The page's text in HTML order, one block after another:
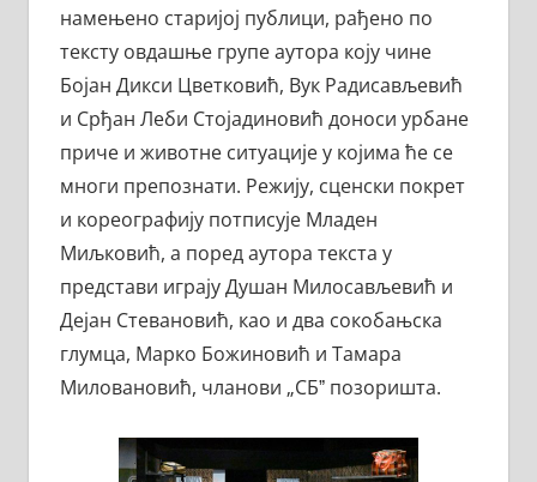
намењено старијој публици, рађено по
тексту овдашње групе аутора коју чине
Бојан Дикси Цветковић, Вук Радисављевић
и Срђан Леби Стојадиновић доноси урбане
приче и животне ситуације у којима ће се
многи препознати. Режију, сценски покрет
и кореографију потписује Младен
Миљковић, а поред аутора текста у
представи играју Душан Милосављевић и
Дејан Стевановић, као и два сокобањска
глумца, Марко Божиновић и Тамара
Миловановић, чланови „СБˮ позоришта.